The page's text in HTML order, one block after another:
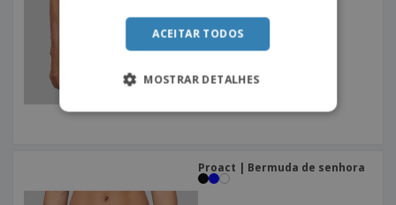
Proact | Bermuda de senhora
ACEITAR TODOS
MOSTRAR DETALHES